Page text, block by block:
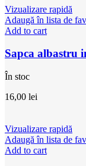
Vizualizare rapidă
Adaugă în lista de
Add to cart
Sapca albastru
În stoc
16,00 lei
Vizualizare rapidă
Adaugă în lista de
Add to cart